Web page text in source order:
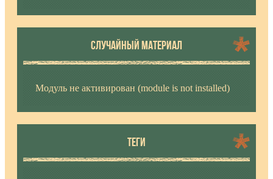
СЛУЧАЙНЫЙ МАТЕРИАЛ
Модуль не активирован (module is not installed)
ТЕГИ